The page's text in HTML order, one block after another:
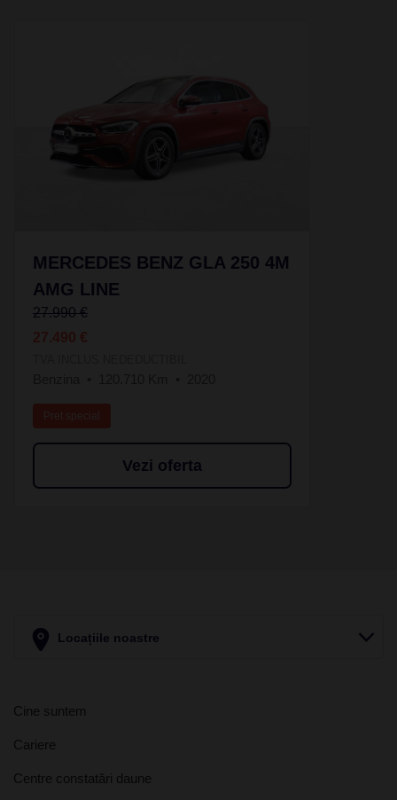
MERCEDES BENZ GLA 250 4M
AMG LINE
27.990 €
27.490 €
Pret special
Vezi oferta
Locațiile noastre
Cine suntem
Cariere
Centre constatări daune